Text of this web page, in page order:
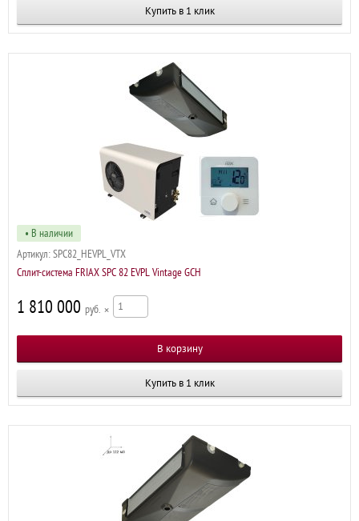
Купить в 1 клик
• В наличии
Артикул: SPC82_HEVPL_VTX
Сплит-система FRIAX SPC 82 EVPL Vintage GCH
1 810 000 р ×
Купить в 1 клик